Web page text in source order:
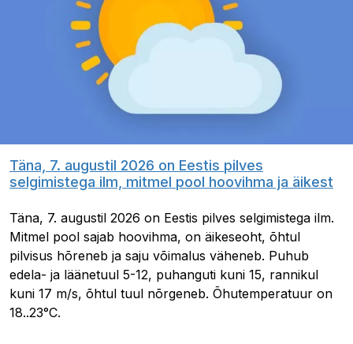
Täna, 7. augustil 2026 on Eestis pilves
selgimistega ilm, mitmel pool hoovihma ja äikest
Täna, 7. augustil 2026 on Eestis pilves selgimistega ilm.
Mitmel pool sajab hoovihma, on äikeseoht, õhtul
pilvisus hõreneb ja saju võimalus väheneb. Puhub
edela- ja läänetuul 5-12, puhanguti kuni 15, rannikul
kuni 17 m/s, õhtul tuul nõrgeneb. Õhutemperatuur on
18..23°C.